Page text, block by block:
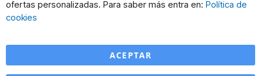
ofertas personalizadas. Para saber más entra en: Política de
cookies
ACEPTAR